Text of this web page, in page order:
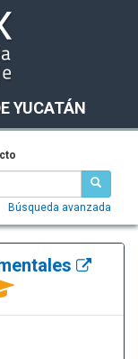
YUCATÁN
Búsqueda avanzada